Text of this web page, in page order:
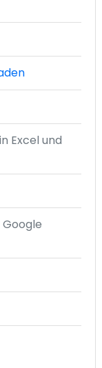
Excel und
Google